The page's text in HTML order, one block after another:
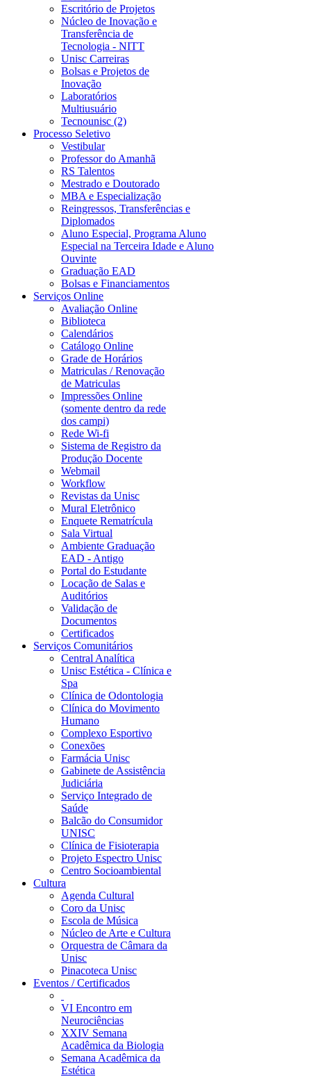
Escritório de Projetos
Núcleo de Inovação e
Transferência de
Tecnologia - NITT
Unisc Carreiras
Bolsas e Projetos de
Inovação
Laboratórios
Multiusuário
Tecnounisc (2)
Processo Seletivo
Vestibular
Professor do Amanhã
RS Talentos
Mestrado e Doutorado
MBA e Especialização
Reingressos, Transferências e
Diplomados
Aluno Especial, Programa Aluno
Especial na Terceira Idade e Aluno
Ouvinte
Graduação EAD
Bolsas e Financiamentos
Serviços Online
Avaliação Online
Biblioteca
Calendários
Catálogo Online
Grade de Horários
Matriculas / Renovação
de Matriculas
Impressões Online
(somente dentro da rede
dos campi)
Rede Wi-fi
Sistema de Registro da
Produção Docente
Webmail
Workflow
Revistas da Unisc
Mural Eletrônico
Enquete Rematrícula
Sala Virtual
Ambiente Graduação
EAD - Antigo
Portal do Estudante
Locação de Salas e
Auditórios
Validação de
Documentos
Certificados
Serviços Comunitários
Central Analítica
Unisc Estética - Clínica e
Spa
Clínica de Odontologia
Clínica do Movimento
Humano
Complexo Esportivo
Conexões
Farmácia Unisc
Gabinete de Assistência
Judiciária
Serviço Integrado de
Saúde
Balcão do Consumidor
UNISC
Clínica de Fisioterapia
Projeto Espectro Unisc
Centro Socioambiental
Cultura
Agenda Cultural
Coro da Unisc
Escola de Música
Núcleo de Arte e Cultura
Orquestra de Câmara da
Unisc
Pinacoteca Unisc
Eventos / Certificados
VI Encontro em
Neurociências
XXIV Semana
Acadêmica da Biologia
Semana Acadêmica da
Estética